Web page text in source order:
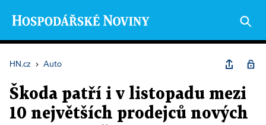
HN.cz › Auto
Škoda patří i v listopadu mezi
10 největších prodejců nových